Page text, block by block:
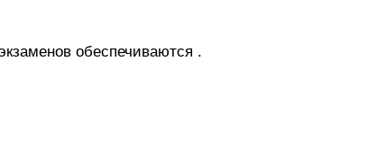
обеспечиваются .